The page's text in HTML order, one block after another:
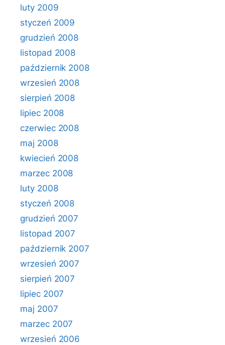
luty 2009
styczeń 2009
grudzień 2008
listopad 2008
październik 2008
wrzesień 2008
sierpień 2008
lipiec 2008
czerwiec 2008
maj 2008
kwiecień 2008
marzec 2008
luty 2008
styczeń 2008
grudzień 2007
listopad 2007
październik 2007
wrzesień 2007
sierpień 2007
lipiec 2007
maj 2007
marzec 2007
wrzesień 2006